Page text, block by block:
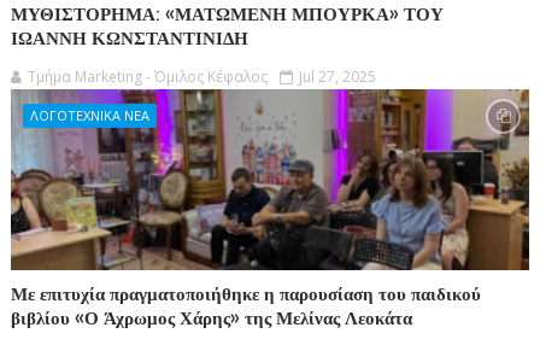
ΜΥΘΙΣΤΟΡΗΜΑ: «ΜΑΤΩΜΕΝΗ ΜΠΟΥΡΚΑ» ΤΟΥ
ΙΩΑΝΝΗ ΚΩΝΣΤΑΝΤΙΝΙΔΗ
Τμήμα Marketing - Όμιλος Κέφαλος Jul 27, 2025
ΛΟΓΟΤΕΧΝΙΚΑ ΝΕΑ
Με επιτυχία πραγματοποιήθηκε η παρουσίαση του παιδικού
βιβλίου «Ο Άχρωμος Χάρης» της Μελίνας Λεοκάτα